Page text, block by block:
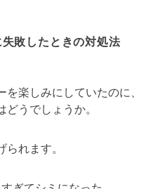
敗したときの対処法
楽しみにしていたのに、
うでしょうか。
れます。